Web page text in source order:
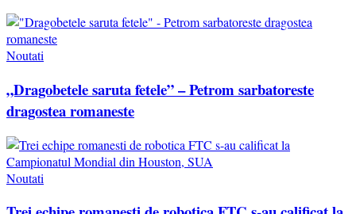
Noutati
„Dragobetele saruta fetele” – Petrom sarbatoreste
dragostea romaneste
Noutati